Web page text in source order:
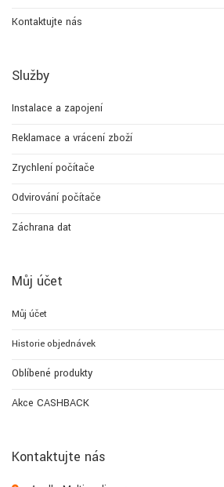
Kontaktujte nás
Služby
Instalace a zapojení
Reklamace a vrácení zboží
Zrychlení počítače
Odvirování počítače
Záchrana dat
Můj účet
Můj účet
Historie objednávek
Oblíbené produkty
Akce CASHBACK
Kontaktujte nás